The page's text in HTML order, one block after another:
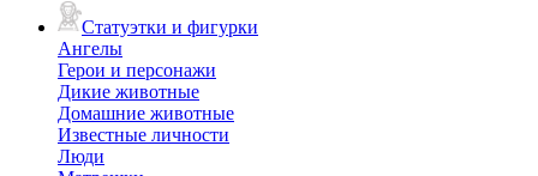
Статуэтки и фигурки
Ангелы
Герои и персонажи
Дикие животные
Домашние животные
Известные личности
Люди